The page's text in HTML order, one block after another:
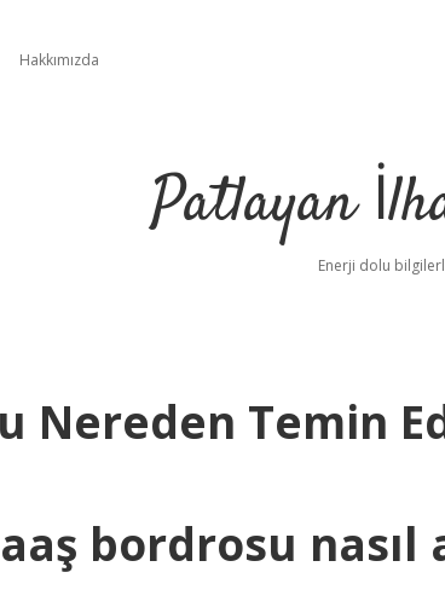
Hakkımızda
Patlayan
Enerji dolu
Nereden Temin
bordrosu nasıl